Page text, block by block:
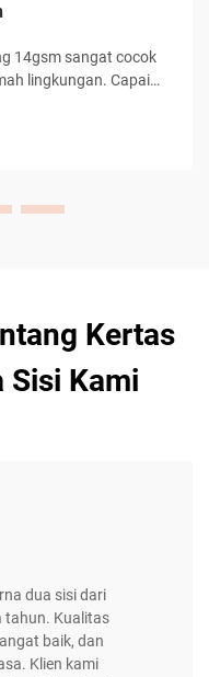
14gsm sangat cocok
lingkungan. Capai
Kertas
Sisi Kami
dua sisi dari
tahun. Kualitas
baik, dan
Klien kami